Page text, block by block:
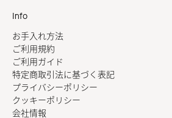
Info
お手入れ方法
ご利用規約
ご利用ガイド
特定商取引法に基づく表記
プライバシーポリシー
クッキーポリシー
会社情報